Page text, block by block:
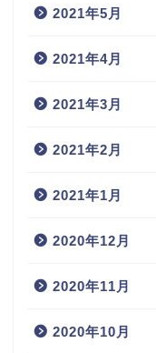
2021年5月
2021年4月
2021年3月
2021年2月
2021年1月
2020年12月
2020年11月
2020年10月